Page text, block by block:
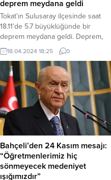
deprem meydana geldi
Tokat’ın Sulusaray ilçesinde saat
18.11’de 5.7 büyüklüğünde bir
deprem meydana geldi. Deprem,
Richter ölçeğine göre 5.7 olarak
kaydedildi. Depremin derinliği ise
35 kilometre olarak belirlendi.
Deprem, Sulusaray’ın yanı sıra
Tokat merkez, Erbaa, Niksar, Turhal,
Pazar, Reşadiye ilçeleri ve çevre
illerde de hissedildi. Depremde ilk
belirlemelere göre can kaybı veya
yaralanma...
18.04.2024 18:25 0
Bahçeli’den 24 Kasım mesajı:
“Öğretmenlerimiz hiç
sönmeyecek medeniyet
ışığımızdır”